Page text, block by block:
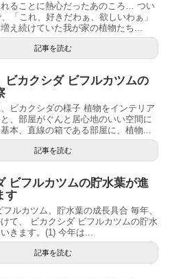
ることに熱心だったあのころ… つい
「これ、好きだわぁ、欲しいわぁ」
え続けていた我が家の植物たち...
記事を読む
ビカクシダ ビフルカツムの
ビカクシダの様子 植物をインテリア
、部屋がぐんと居心地のいい空間に
本、直線の箱である部屋に、植物...
記事を読む
ビフルカツムの貯水葉が進
す
フルカツム、貯水葉の成長具合 毎年、
て、 ビカクシダ ビフルカツムの貯水
きます。(1) 今年は...
記事を読む